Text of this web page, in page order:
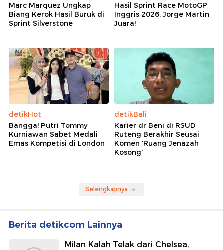
Marc Marquez Ungkap
Biang Kerok Hasil Buruk di
Sprint Silverstone
Hasil Sprint Race MotoGP
Inggris 2026: Jorge Martin
Juara!
detikHot
Bangga! Putri Tommy
Kurniawan Sabet Medali
Emas Kompetisi di London
detikBali
Karier dr Beni di RSUD
Ruteng Berakhir Seusai
Komen 'Ruang Jenazah
Kosong'
Selengkapnya
Berita detikcom Lainnya
Milan Kalah Telak dari Chelsea,